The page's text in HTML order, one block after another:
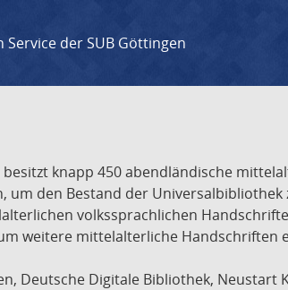
Service der SUB Göttingen
knapp 450 abendländische
den Bestand der
volkssprachlichen
weitere mittelalterliche Handschriften
Deutsche Digitale Bibliothek, Neustart